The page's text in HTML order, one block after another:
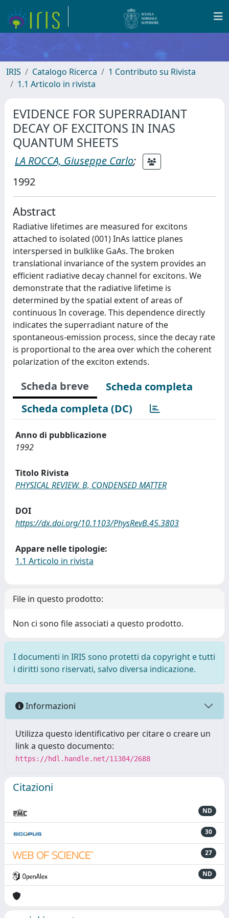
IRIS Catalogo Ricerca
1 Contributo su Rivista
1.1 Articolo in rivista
EVIDENCE FOR SUPERRADIANT
DECAY OF EXCITONS IN INAS
QUANTUM SHEETS
LA ROCCA, Giuseppe Carlo;
1992
Abstract
Radiative lifetimes are measured for excitons
attached to isolated (001) InAs lattice planes
interspersed in bulklike GaAs. The broken
translational invariance of the system provides an
efficient radiative decay channel for excitons. We
demonstrate that the radiative lifetime is
determined by the spatial extent of areas of
continuous In coverage. This dependence directly
indicates the superradiant nature of the
spontaneous-emission process, since the decay rate
is proportional to the area over which the coherent
polarization of the exciton extends.
Scheda breve
Scheda completa
Scheda completa (DC)
Anno di pubblicazione
1992
Titolo Rivista
PHYSICAL REVIEW. B, CONDENSED MATTER
DOI
https://dx.doi.org/10.1103/PhysRevB.45.3803
Appare nelle tipologie:
1.1 Articolo in rivista
File in questo prodotto:
Non ci sono file associati a questo prodotto.
I documenti in IRIS sono protetti da copyright e tutti
i diritti sono riservati, salvo diversa indicazione.
Informazioni
Utilizza questo identificativo per citare o creare un
link a questo documento:
https://hdl.handle.net/11384/2688
Citazioni
ND
30
27
ND